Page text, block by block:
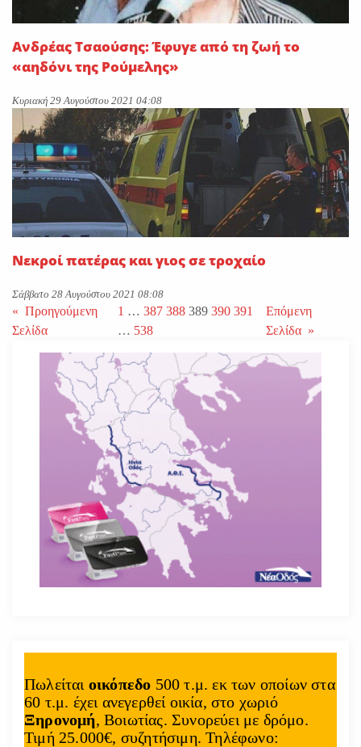
Ανδρέας Τσαούσης: Έφυγε από τη ζωή το
«αηδόνι της Ρούμελης»
Κυριακή 29 Αυγούστου 2021 04:08
Νεκροί πατέρας και γιος σε τροχαίο
Σάββατο 28 Αυγούστου 2021 08:08
« Προηγούμενη
Σελίδα
1 … 387 388 389 390 391
… 538
Επόμενη
Σελίδα »
Πωλείται οικόπεδο 500 τ.μ. εκ των οποίων στα
60 τ.μ. έχει ανεγερθεί οικία, στο χωριό
Ξηρονομή, Βοιωτίας. Συνορεύει με δρόμο.
Τιμή 25.000€, συζητήσιμη. Τηλέφωνο: